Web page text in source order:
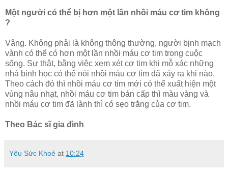
Một người có thể bị hơn một lần nhồi máu cơ tim không
?
Vâng. Không phải là không thông thường, người bịnh mạch
vành có thể có hơn một lần nhồi máu cơ tim trong cuộc
sống. Sự thật, bằng việc xem xét cơ tim khi mỗ xác những
nhà bịnh học có thể nói nhồi máu cơ tim đã xảy ra khi nào.
Theo cách đó thì nhồi máu cơ tim mới có thể xuất hiện một
vùng nâu nhạt, nhồi máu cơ tim bán cấp thì màu vàng và
nhồi máu cơ tim đã lành thì có sẹo trắng của cơ tim.
Theo Bác sĩ gia đình
Yêu Sức Khoẻ at 10:24